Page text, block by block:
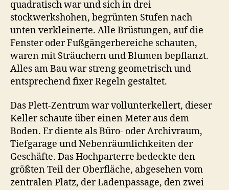
quadratisch war und sich in drei
stockwerkshohen, begrünten Stufen nach
unten verkleinerte. Alle Brüstungen, auf die
Fenster oder Fußgängerbereiche schauten,
waren mit Sträuchern und Blumen bepflanzt.
Alles am Bau war streng geometrisch und
entsprechend fixer Regeln gestaltet.
Das Plett-Zentrum war vollunterkellert, dieser
Keller schaute über einen Meter aus dem
Boden. Er diente als Büro- oder Archivraum,
Tiefgarage und Nebenräumlichkeiten der
Geschäfte. Das Hochparterre bedeckte den
größten Teil der Oberfläche, abgesehen vom
zentralen Platz, der Ladenpassage, den zwei